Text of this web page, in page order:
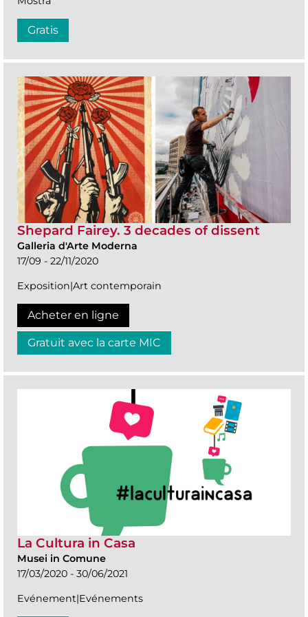
Gratis
Shepard Fairey. 3 decades of dissent
Galleria d'Arte Moderna
17/09 - 22/11/2020
Exposition|Art contemporain
Acheter en ligne
Gratuit avec la carte MIC
La Cultura in Casa
Musei in Comune
17/03/2020 - 30/06/2021
Evénement|Evénements